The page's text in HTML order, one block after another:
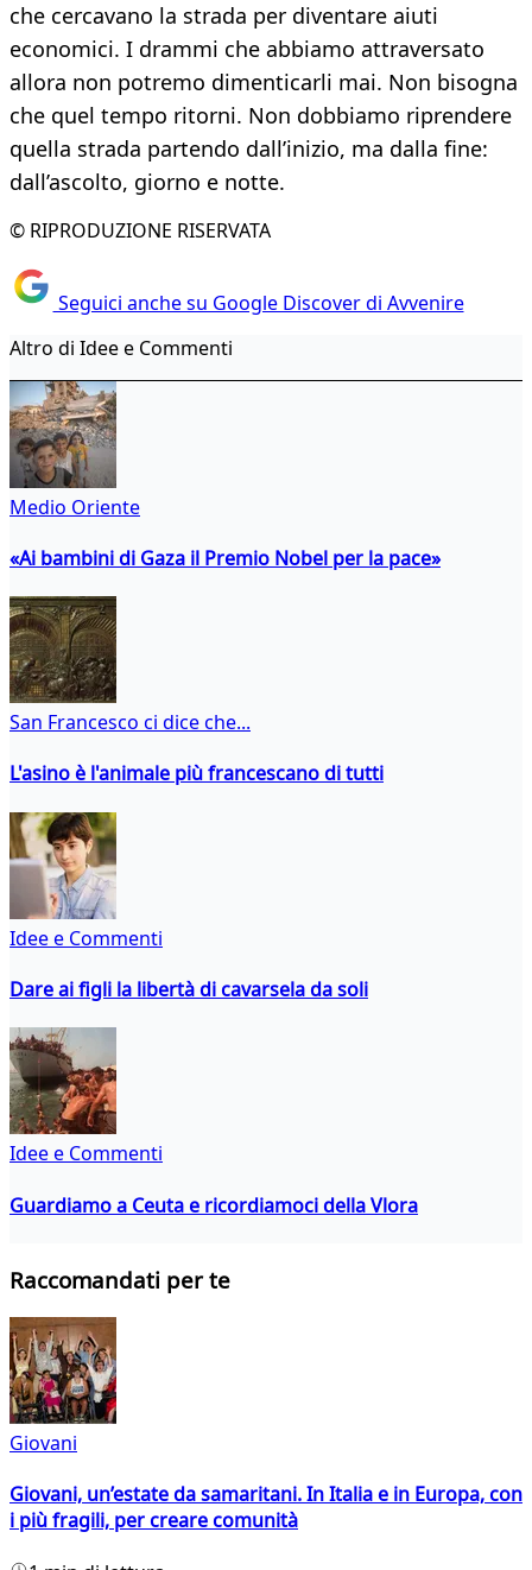
che cercavano la strada per diventare aiuti
economici. I drammi che abbiamo attraversato
allora non potremo dimenticarli mai. Non bisogna
che quel tempo ritorni. Non dobbiamo riprendere
quella strada partendo dall’inizio, ma dalla fine:
dall’ascolto, giorno e notte.
© RIPRODUZIONE RISERVATA
Seguici anche su Google Discover di Avvenire
Altro di Idee e Commenti
Medio Oriente
«Ai bambini di Gaza il Premio Nobel per la pace»
San Francesco ci dice che...
L'asino è l'animale più francescano di tutti
Idee e Commenti
Dare ai figli la libertà di cavarsela da soli
Idee e Commenti
Guardiamo a Ceuta e ricordiamoci della Vlora
Raccomandati per te
Giovani
Giovani, un’estate da samaritani. In Italia e in Europa, con
i più fragili, per creare comunità